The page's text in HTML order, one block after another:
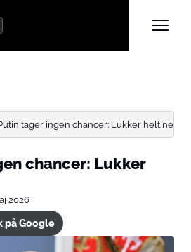
tager ingen chancer: Lukker helt ned
chancer: Lukker
2026
på Google